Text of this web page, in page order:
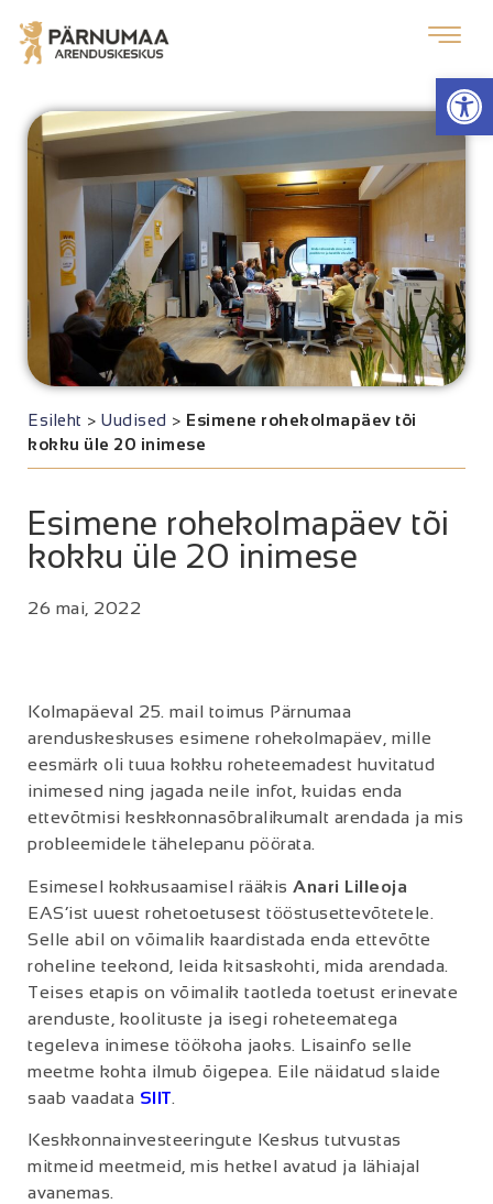
Esileht > Uudised > Esimene rohekolmapäev tõi
kokku üle 20 inimese
Esimene rohekolmapäev tõi
kokku üle 20 inimese
26 mai, 2022
Kolmapäeval 25. mail toimus Pärnumaa
arenduskeskuses esimene rohekolmapäev, mille
eesmärk oli tuua kokku roheteemadest huvitatud
inimesed ning jagada neile infot, kuidas enda
ettevõtmisi keskkonnasõbralikumalt arendada ja mis
probleemidele tähelepanu pöörata.
Esimesel kokkusaamisel rääkis Anari Lilleoja
EAS’ist uuest rohetoetusest tööstusettevõtetele.
Selle abil on võimalik kaardistada enda ettevõtte
roheline teekond, leida kitsaskohti, mida arendada.
Teises etapis on võimalik taotleda toetust erinevate
arenduste, koolituste ja isegi roheteematega
tegeleva inimese töökoha jaoks. Lisainfo selle
meetme kohta ilmub õigepea. Eile näidatud slaide
saab vaadata SIIT.
Keskkonnainvesteeringute Keskus tutvustas
mitmeid meetmeid, mis hetkel avatud ja lähiajal
avanemas.